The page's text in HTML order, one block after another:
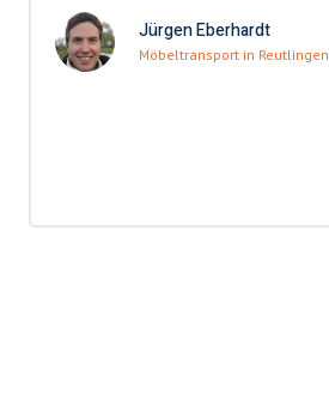
Jürgen Eberhardt
Möbeltransport in Reutlingen